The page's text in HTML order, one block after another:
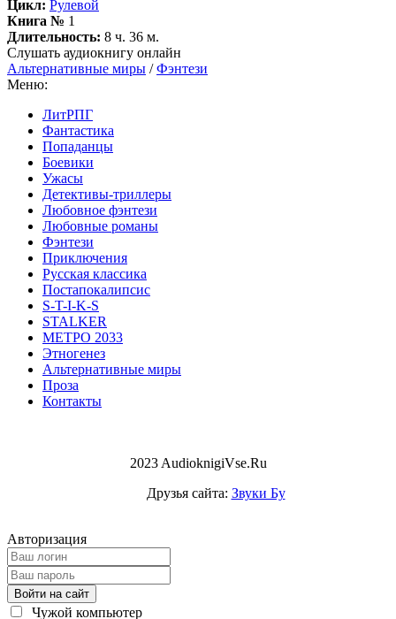
Цикл: Рулевой
Книга № 1
Длительность: 8 ч. 36 м.
Слушать аудиокнигу онлайн
Альтернативные миры /Фэнтези
Меню:
ЛитРПГ
Фантастика
Попаданцы
Боевики
Ужасы
Детективы-триллеры
Любовное фэнтези
Любовные романы
Фэнтези
Приключения
Русская классика
Постапокалипсис
S-T-I-K-S
STALKER
МЕТРО 2033
Этногенез
Альтернативные миры
Проза
Контакты
2023 AudioknigiVse.Ru
Друзья сайта: Звуки Бу
Авторизация
Войти на сайт
Чужой компьютер